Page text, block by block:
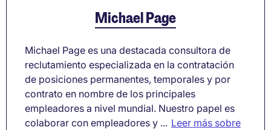
Michael Page
Michael Page es una destacada consultora de
reclutamiento especializada en la contratación
de posiciones permanentes, temporales y por
contrato en nombre de los principales
empleadores a nivel mundial. Nuestro papel es
colaborar con empleadores y ... Leer más sobre